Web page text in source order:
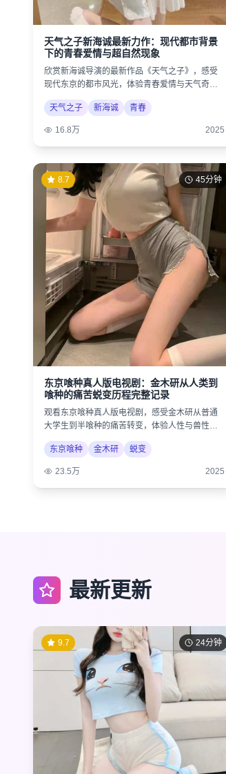
天气之子新海诚最新力作：现代都市背景
下的青春爱情与超自然现象
欣赏新海诚导演的最新作品《天气之子》，感受
现代东京的都市风光，体验青春爱情与天气奇迹
的奇幻结合。
天气之子
新海诚 青春
16.8万 2025
45分钟
8.7
东京喰种真人版电视剧：金木研从人类到
喰种的痛苦蜕变历程完整记录
观看东京喰种真人版电视剧，感受金木研从普通
大学生到半喰种的痛苦转变，体验人性与兽性的
激烈冲突。
东京喰种
金木研 蜕变
23.5万 2025
最新更新
24分钟
9.7